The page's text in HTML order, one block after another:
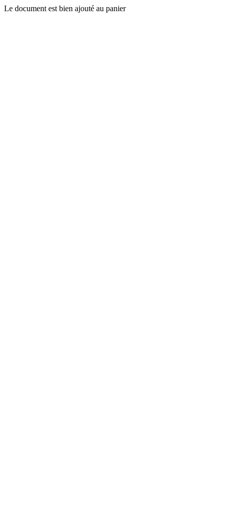
Le document est bien ajouté au panier